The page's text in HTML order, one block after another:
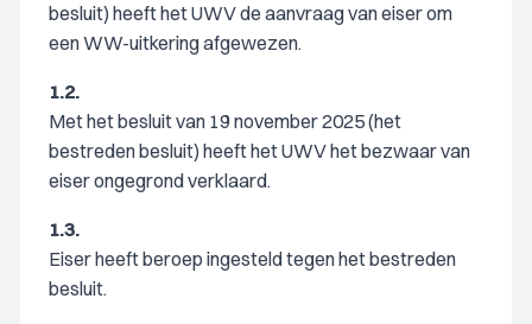
besluit) heeft het UWV de aanvraag van eiser om
een WW-uitkering afgewezen.
1.2.
Met het besluit van 19 november 2025 (het
bestreden besluit) heeft het UWV het bezwaar van
eiser ongegrond verklaard.
1.3.
Eiser heeft beroep ingesteld tegen het bestreden
besluit.